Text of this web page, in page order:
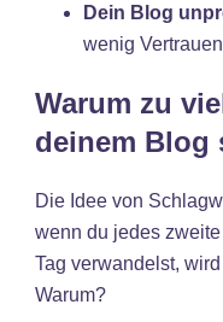
Dein Blog
wenig
Warum zu
deinem Blog
Die Idee von
wenn du jedes
Tag verwandelst,
Warum?